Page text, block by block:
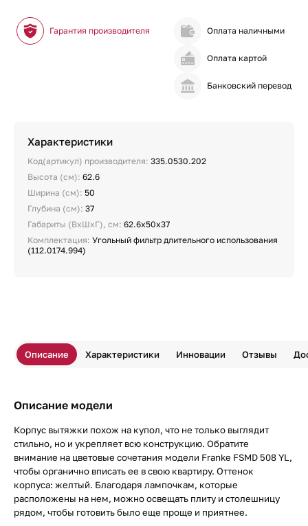
Гарантия производителя Оплата наличными
Оплата картой
Банковский перевод
Характеристики
Код(артикул) производителя: 335.0530.202
Высота (см): 62.6
Ширина (см): 50
Глубина (см): 37
Габариты (ВхШхГ), см: 62.6х50х37
Комплектация: Угольный фильтр длительного использования
(112.0174.994)
Описание Характеристики Инновации Отзывы
Описание модели
Корпус вытяжки похож на купол, что не только выглядит
стильно, но и укрепляет всю конструкцию. Обратите
внимание на цветовые сочетания модели Franke FSMD 508 YL,
чтобы органично вписать ее в свою квартиру. Оттенок
корпуса: желтый. Благодаря лампочкам, которые
расположены на нем, можно освещать плиту и столешницу
рядом, чтобы готовить было еще проще и приятнее.